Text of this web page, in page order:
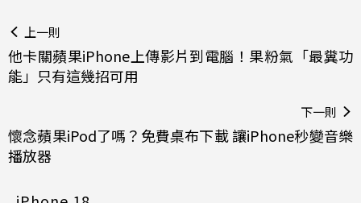
上一則
他卡關蘋果iPhone上傳影片到電腦！果粉氣「最糞功
能」只有這幾招可用
下一則
懷念蘋果iPod了嗎？免費桌布下載 讓iPhone秒變音樂
播放器